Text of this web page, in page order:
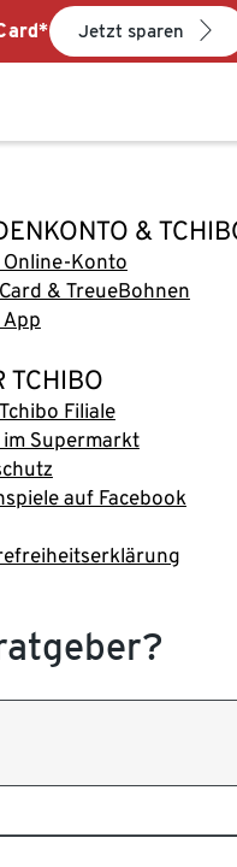
Jetzt sparen
&
Online-Konto
& TreueBohnen
TCHIBO
Filiale
im Supermarkt
auf Facebook